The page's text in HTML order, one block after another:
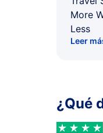
More
Less
Leer
¿Qué